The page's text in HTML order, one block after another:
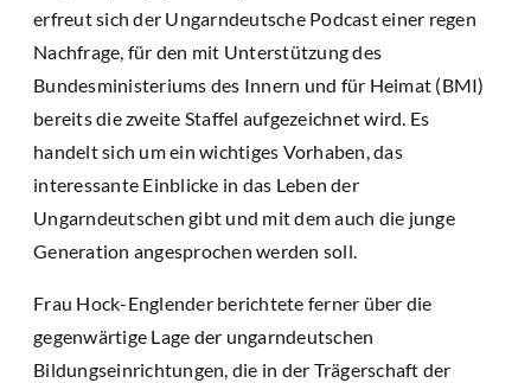
erfreut sich der Ungarndeutsche Podcast einer regen
Nachfrage, für den mit Unterstützung des
Bundesministeriums des Innern und für Heimat (BMI)
bereits die zweite Staffel aufgezeichnet wird. Es
handelt sich um ein wichtiges Vorhaben, das
interessante Einblicke in das Leben der
Ungarndeutschen gibt und mit dem auch die junge
Generation angesprochen werden soll.
Frau Hock-Englender berichtete ferner über die
gegenwärtige Lage der ungarndeutschen
Bildungseinrichtungen, die in der Trägerschaft der